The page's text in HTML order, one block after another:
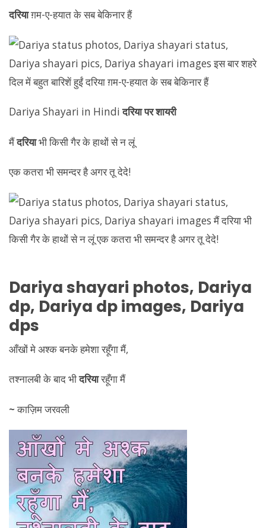
दरियाग़म-ए-हयात के सब बेकिनार हैं
Dariya Shayari in Hindiदरिया पर शायरी
मैंदरियाभी किसी गैर के हाथों से न लूं
एक कतरा भी समन्दर है अगर तू देदे!
Dariyashayari photos, Dariya
dp, Dariya dp images, Dariya
dps
आँखों मे अश्क बनके हमेशा रहूँगा मैं,
तश्नालबी के बाद भीदरियारहूँगा मैं
~काज़िम जरवली